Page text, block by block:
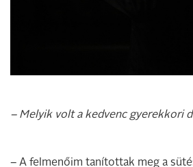
– Melyik volt a kedvenc gyerekkori
– A felmenőim tanítottak meg a